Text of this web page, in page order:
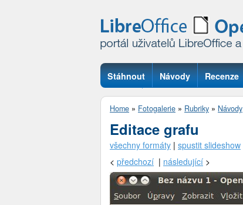
Stáhnout Návody Recenze
Otázky
Home » Fotogalerie » Rubriky » Návody
Editace grafu
všechny formáty | spustit slideshow
< předchozí | následující >